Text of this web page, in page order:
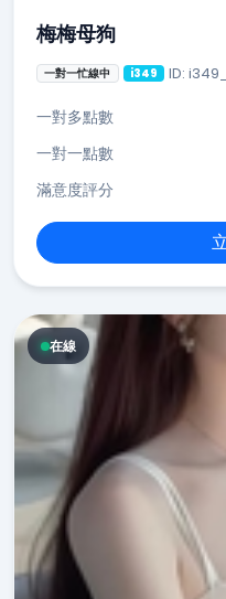
梅梅母狗
一對一忙線中 i349 ID:
一對多點數
一對一點數
滿意度評分
在線